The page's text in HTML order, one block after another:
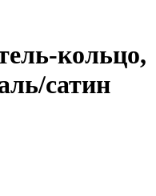
кольцо,
сатин